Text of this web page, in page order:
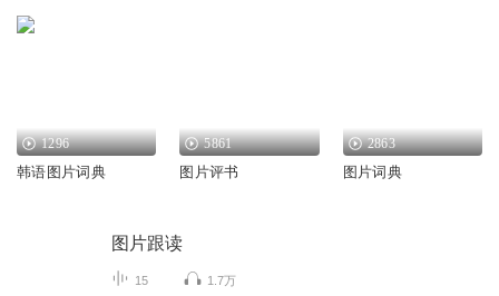
1296
韩语图片词典
5861
图片评书
2863
图片词典
图片跟读
15 1.7万